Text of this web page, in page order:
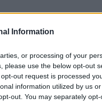
Information
or processing of your
please use the below opt-out
out request is processed
information utilized by us
out. You may separately